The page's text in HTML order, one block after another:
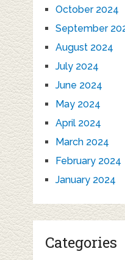
October 2024
September
August 2024
July 2024
June 2024
May 2024
April 2024
March 2024
February 2024
January 2024
Categories